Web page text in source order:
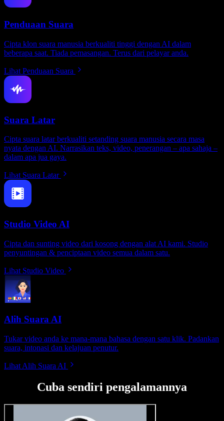
Penduaan Suara
Cipta klon suara manusia berkualiti tinggi dengan AI dalam
beberapa saat. Tiada pemasangan. Terus dari pelayar anda.
Lihat Penduaan Suara
Suara Latar
Cipta suara latar berkualiti setanding suara manusia secara masa
nyata dengan AI. Narrasikan teks, video, penerangan – apa sahaja –
dalam apa jua gaya.
Lihat Suara Latar
Studio Video AI
Cipta dan sunting video dari kosong dengan alat AI kami. Studio
penyuntingan & penciptaan video semua dalam satu.
Lihat Studio Video
Alih Suara AI
Tukar video anda ke mana-mana bahasa dengan satu klik. Padankan
suara, intonasi dan kelajuan penutur.
Lihat Alih Suara AI
Cuba sendiri pengalamannya